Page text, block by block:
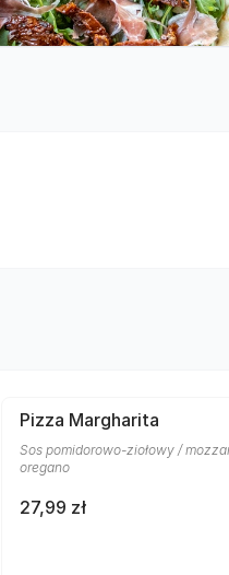
Pizza Margharita
Sos pomidorowo-ziołowy /
oregano
27,99 zł